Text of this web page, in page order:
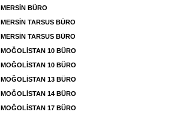
MERSİN BÜRO
MERSİN TARSUS BÜRO
MERSİN TARSUS BÜRO
MOĞOLİSTAN 10 BÜRO
MOĞOLİSTAN 10 BÜRO
MOĞOLİSTAN 13 BÜRO
MOĞOLİSTAN 14 BÜRO
MOĞOLİSTAN 17 BÜRO